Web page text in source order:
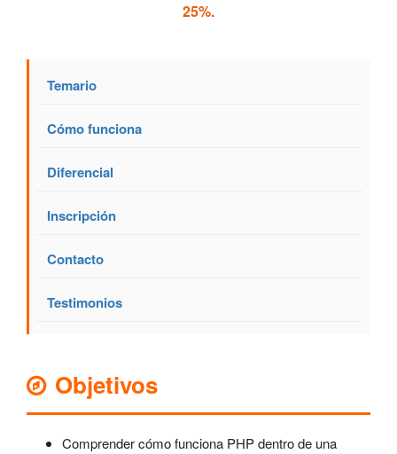
25%.
Temario
Cómo funciona
Diferencial
Inscripción
Contacto
Testimonios
Objetivos
Comprender cómo funciona PHP dentro de una